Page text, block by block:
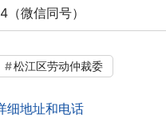
微信同号）
松江区劳动仲裁委
细地址和电话